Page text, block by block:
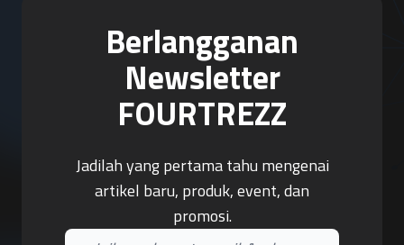
Berlangganan
Newsletter
FOURTREZZ
Jadilah yang pertama tahu mengenai
artikel baru, produk, event, dan
promosi.